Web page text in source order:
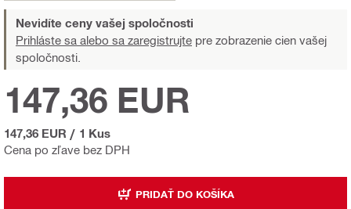
Nevidíte ceny vašej spoločnosti
Prihláste sa alebo sa zaregistrujte pre zobrazenie cien vašej
spoločnosti.
Cena po zľave bez DPH
147,36 EUR
147,36 EUR / 1 Kus
PRIDAŤ DO KOŠÍKA